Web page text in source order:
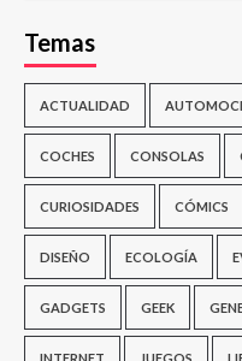
Temas
ACTUALIDAD
COCHES CONSOLAS
CURIOSIDADES CÓMICS
DISEÑO ECOLOGÍA
GADGETS GEEK